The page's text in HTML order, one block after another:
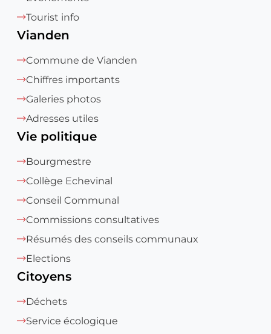
Tourist info
Vianden
Commune de Vianden
Chiffres importants
Galeries photos
Adresses utiles
Vie politique
Bourgmestre
Collège Echevinal
Conseil Communal
Commissions consultatives
Résumés des conseils communaux
Elections
Citoyens
Déchets
Service écologique